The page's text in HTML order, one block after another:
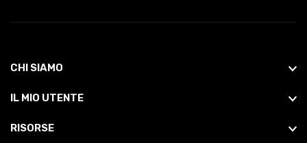
CHI SIAMO
IL MIO UTENTE
RISORSE